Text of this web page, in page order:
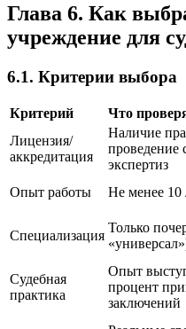
Глава 6. Как
учреждение для
6.1. Критерии выбора
Критерий Что
Лицензия/
аккредитация
Наличие
проведение
экспертиз
Опыт работы
Не менее 10
Специализация
Только
Судебная
практика
Опыт
процент
заключений